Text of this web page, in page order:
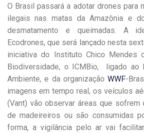
O Brasil passará a adotar drones para
ilegais nas matas da Amazônia e
desmatamento e queimadas. A
Ecodrones, que será lançado nesta
iniciativa do Instituto Chico Mendes
Biodiversidade, o ICMBio, ligado ao
Ambiente, e da organizaçãoWWF-
imagens em tempo real, os veículos
(Vant) vão observar áreas que sofrem
de madeireiros ou são consumidas
forma, a vigilância pelo ar vai